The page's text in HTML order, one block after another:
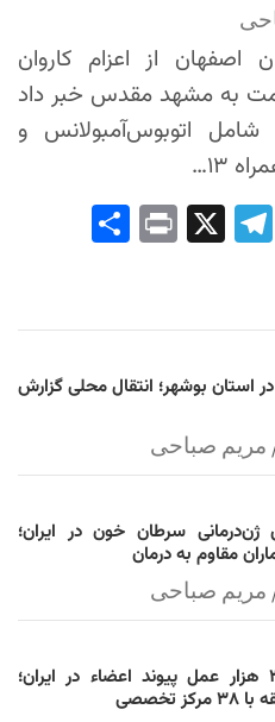
اصفهان از اعزام کاروان
به مشهد مقدس خبر داد
شامل اتوبوس‌آمبولانس و
۱۳…
Yah
Tel
Pri
بوشهر؛ انتقال محلی گزارش
مریم صباحی
ژن‌درمانی سرطان خون در ایران؛
مقاوم به درمان
مریم صباحی
انجام بیش از ۳۰ هزار عمل پیوند اعضاء در ایران؛
تخصصی